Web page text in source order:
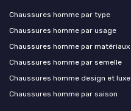
Chaussures homme par type
Chaussures homme par usage
Chaussures homme par matériaux
Chaussures homme par semelle
Chaussures homme design et luxe
Chaussures homme par saison